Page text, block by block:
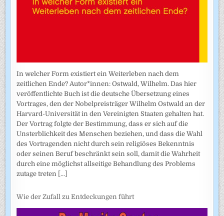
In welcher Form existiert ein Weiterleben nach dem
zeitlichen Ende? Autor*innen: Ostwald, Wilhelm. Das hier
veröffentlichte Buch ist die deutsche Übersetzung eines
Vortrages, den der Nobelpreisträger Wilhelm Ostwald an der
Harvard-Universität in den Vereinigten Staaten gehalten hat.
Der Vortrag folgte der Bestimmung, dass er sich auf die
Unsterblichkeit des Menschen beziehen, und dass die Wahl
des Vortragenden nicht durch sein religiöses Bekenntnis
oder seinen Beruf beschränkt sein soll, damit die Wahrheit
durch eine möglichst allseitige Behandlung des Problems
zutage treten [...]
Wie der Zufall zu Entdeckungen führt